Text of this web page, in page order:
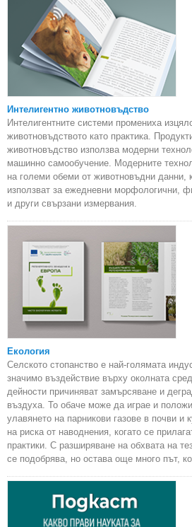
Интелигентно животновъдство
Интелигентните системи промениха
животновъдството като практика.
животновъдство използва модерни
машинно самообучение. Модерните
на големи обеми от животновъдни данни,
използват за ежедневни морфологични,
и други свързани измервания.
Екология
Селското стопанство е най-голямата
значимо въздействие върху околната
дейности причиняват замърсяване и
въздуха. То обаче може да играе и
улавянето на парникови газове в почви и
на риска от наводнения, когато се
практики. С разширяване на обхвата на
се подобрява, но остава още много път,